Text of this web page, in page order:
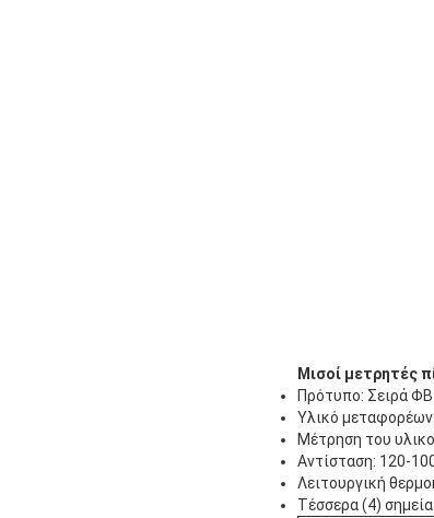
Μισοί μετρητές
Πρότυπο: Σειρά ΦΒ
Υλικό
Μέτρηση του
Αντίσταση: 120-
Λειτουργική
Τέσσερα (4)